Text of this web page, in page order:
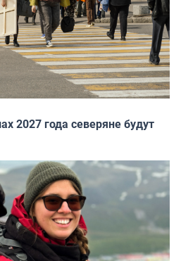
2027 года северяне будут